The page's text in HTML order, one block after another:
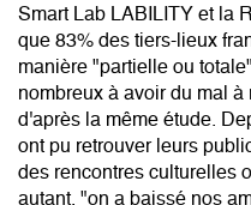
Smart Lab LABILITY et la
que 83% des tiers-lieux
manière "partielle ou
nombreux à avoir du mal
d'après la même étude.
ont pu retrouver leurs
des rencontres culturelles
autant, "on a baissé nos